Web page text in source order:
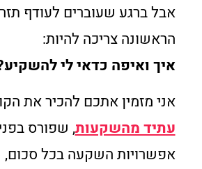
אבל ברגע שעוברים לעודף
הראשונה צריכה להיות:
איך ואיפה כדאי לי
אני מזמין אתכם להכיר את
עתיד מהשקעות, שפורס
אפשרויות השקעה בכל סכום,